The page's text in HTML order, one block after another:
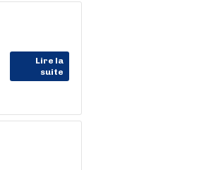
Lire la
suite